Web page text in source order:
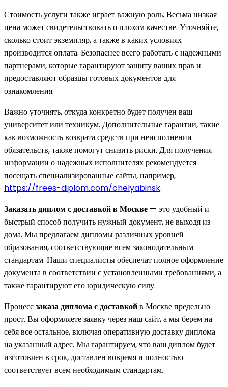
Стоимость услуги также играет важную роль. Весьма низкая
цена может свидетельствовать о плохом качестве. Уточняйте,
сколько стоит экземпляр, а также в каких условиях
производится оплата. Безопаснее всего работать с надежными
партнерами, которые гарантируют защиту ваших прав и
предоставляют образцы готовых документов для
ознакомления.
Важно уточнять, откуда конкретно будет получен ваш
университет или техникум. Дополнительные гарантии, такие
как возможность возврата средств при неисполнении
обязательств, также помогут снизить риски. Для получения
информации о надежных исполнителях рекомендуется
посещать специализированные сайты, например,
https://frees-diplom.com/chelyabinsk.
Заказать диплом с доставкой в Москве — это удобный и
быстрый способ получить нужный документ, не выходя из
дома. Мы предлагаем дипломы различных уровней
образования, соответствующие всем законодательным
стандартам. Наши специалисты обеспечат полное оформление
документа в соответствии с установленными требованиями, а
также гарантируют его юридическую силу.
Процессзаказа диплома с доставкойв Москве предельно
прост. Вы оформляете заявку через наш сайт, а мы берем на
себя все остальное, включая оперативную доставку диплома
на указанный адрес. Мы гарантируем, что ваш диплом будет
изготовлен в срок, доставлен вовремя и полностью
соответствует всем необходимым стандартам.